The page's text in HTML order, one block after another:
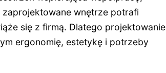
wnętrze potrafi
się z firmą. Dlatego projektowanie
ergonomię, estetykę i potrzeby